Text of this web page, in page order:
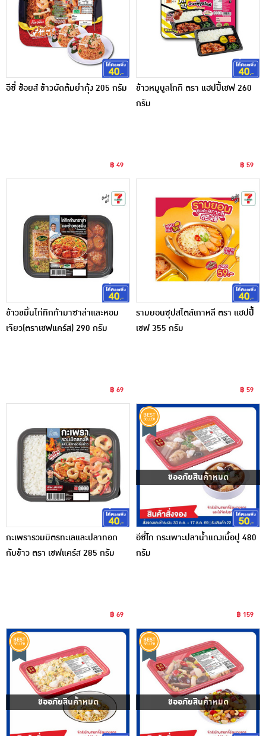
อีซี่ ช้อยส์ ข้าวผัดต้มยำกุ้ง 205 กรัม
฿ 49
ข้าวหมูบูลโกกิ ตรา แฮปปี้เชฟ 260
กรัม
฿ 59
ข้าวขมิ้นไก่ทิกก้ามาซาล่าและหอม
เจียว(ตราเชฟแคร์ส) 290 กรัม
฿ 69
รามยอนซุปสไตล์เกาหลี ตรา แฮปปี้
เชฟ 355 กรัม
฿ 59
กะเพรารวมมิตรทะเลและปลาทอด
กับข้าว ตรา เชฟแคร์ส 285 กรัม
฿ 69
ขออภัยสินค้าหมด
อีซี่โก กระเพาะปลาน้ำแดงเนื้อปู 480
กรัม
฿ 159
ขออภัยสินค้าหมด ขออภัยสินค้าหมด